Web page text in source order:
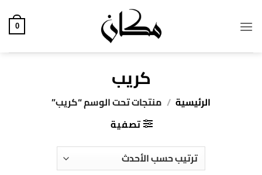
للمحتوى
0
كريب
الرئيسية / منتجات تحت الوسم “كريب”
تصفية